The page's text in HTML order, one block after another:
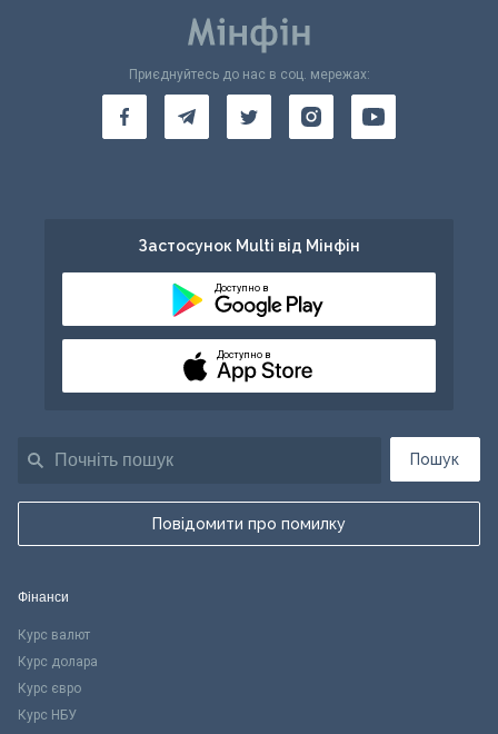
Пошук
Повідомити про помилку
Приєднуйтесь до нас в соц. мережах:
Застосунок Multi від Мінфін
Доступно в
Доступно в
Фінанси
Курс валют
Курс долара
Курс євро
Курс НБУ